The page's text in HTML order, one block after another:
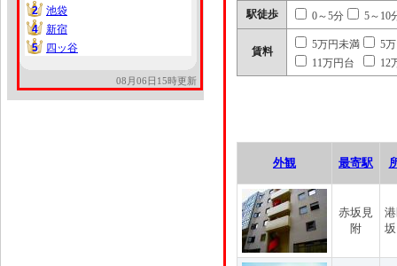
2
2
池袋
4
4
新宿
5
5 四ッ谷
08月06日15時更新
駅徒歩 0～5分 5～10
賃料
5万円未満
5
11万円台
12
外観 最寄駅
赤坂見
附